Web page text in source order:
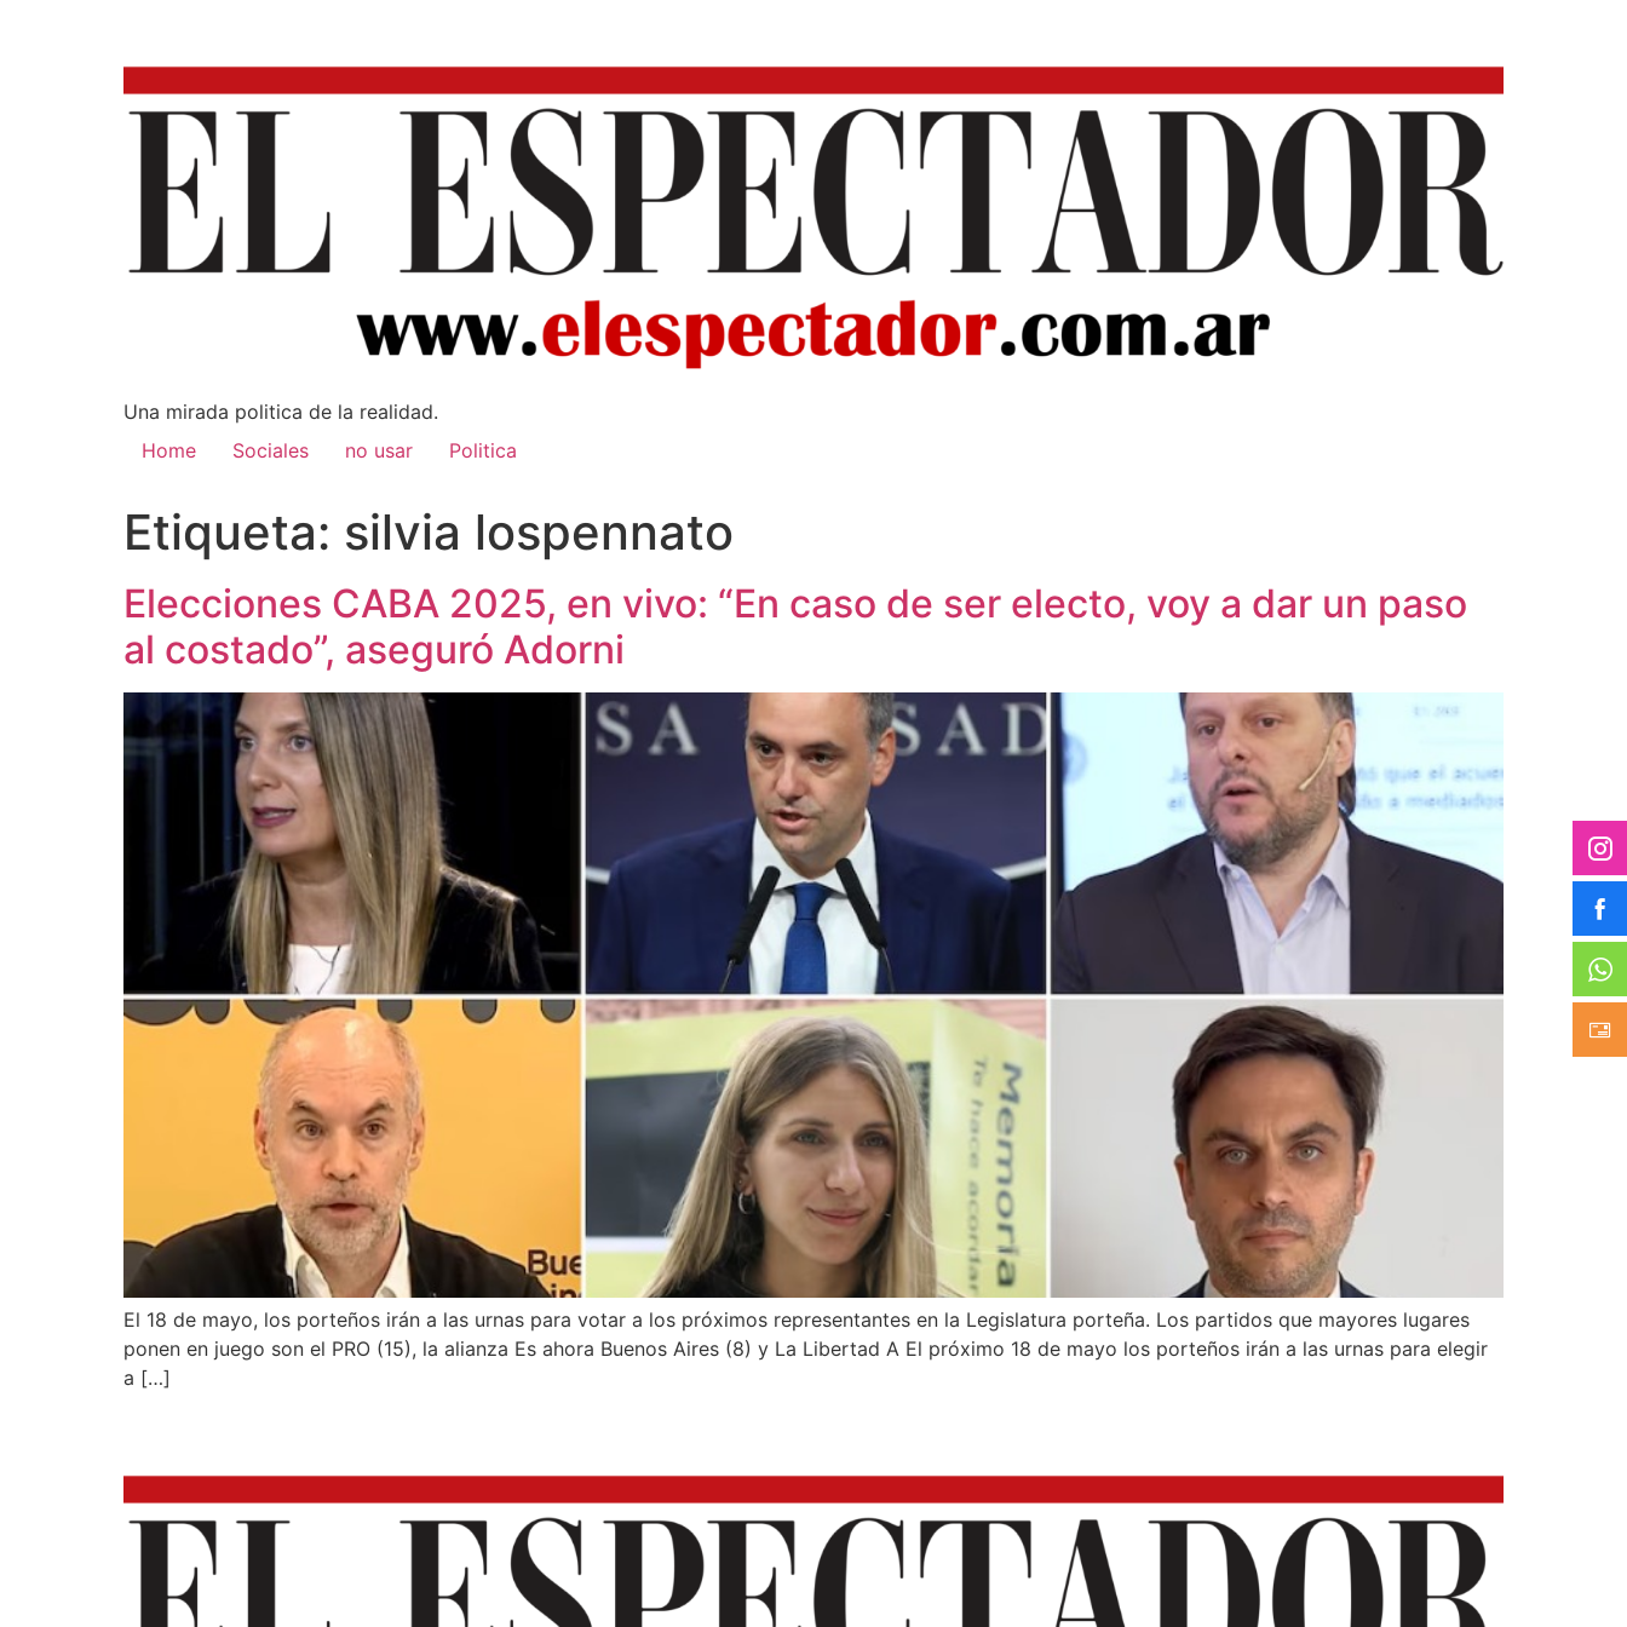
Una mirada poli­tica de la realidad.
Home
Sociales no usar Politica
Etiqueta: silvia lospennato
Elecciones CABA 2025, en vivo: “En caso de ser electo, voy a dar un paso
al costado”, aseguró Adorni
El 18 de mayo, los porteños irán a las urnas para votar a los próximos representantes en la Legislatura porteña. Los partidos que mayores lugares
ponen en juego son el PRO (15), la alianza Es ahora Buenos Aires (8) y La Libertad A El próximo 18 de mayo los porteños irán a las urnas para elegir
a […]